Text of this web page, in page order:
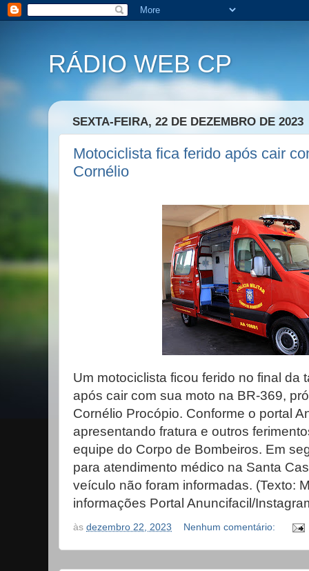
RÁDIO WEB CP
SEXTA-FEIRA, 22 DE DEZEMBRO DE 2023
Motociclista fica ferido após cair
Cornélio
Um motociclista ficou ferido no final da
após cair com sua moto na BR-369,
Cornélio Procópio. Conforme o portal
apresentando fratura e outros
equipe do Corpo de Bombeiros. Em
para atendimento médico na Santa
veículo não foram informadas. (Texto:
informações Portal Anuncifacil/
às dezembro 22, 2023 Nenhum comentário: